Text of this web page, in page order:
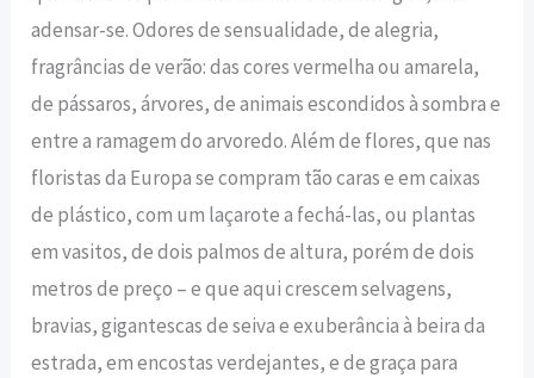
adensar-se. Odores de sensualidade, de alegria,
fragrâncias de verão: das cores vermelha ou amarela,
de pássaros, árvores, de animais escondidos à sombra e
entre a ramagem do arvoredo. Além de flores, que nas
floristas da Europa se compram tão caras e em caixas
de plástico, com um laçarote a fechá-las, ou plantas
em vasitos, de dois palmos de altura, porém de dois
metros de preço – e que aqui crescem selvagens,
bravias, gigantescas de seiva e exuberância à beira da
estrada, em encostas verdejantes, e de graça para